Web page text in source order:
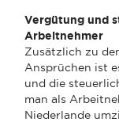
Vergütung und
Arbeitnehmer
Zusätzlich zu
Ansprüchen ist
und die
man als
Niederlande